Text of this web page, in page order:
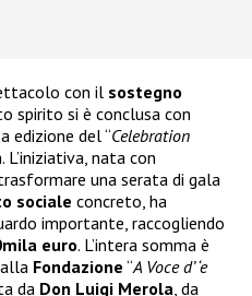
con il sostegno
spirito si è conclusa con
edizione del “Celebration
L’iniziativa, nata con
una serata di gala
sociale concreto, ha
importante, raccogliendo
euro. L’intera somma è
alla Fondazione “A Voce d’ ‘e
da Don Luigi Merola , da